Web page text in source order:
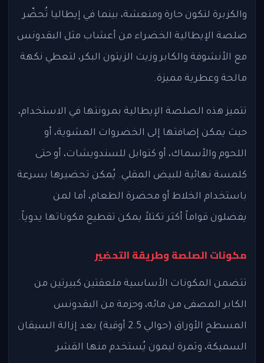
والكزبرة لتكون حارة ومنعشة، بينما في إيطاليا تُحضّر
صلصة الإيطالية الخضراء من أعشاب مثل البقدونس
مع الأنشوفة والكابر وزيت الزيتون البكر، لتعطي نكهة
مالحة وعطرية مميزة.
تتميز هذه الصلصة الإيطالية بمرونتها في الاستخدام،
حيث يمكن إضافتها إلى الخضروات المشوية، أو
اللحوم والأسماك، أو كتوابل للسندويشات، أو حتى
كلمسة نهائية للبيض المقلي. يُمكن تحضيرها بسرعة
باستخدام الخلاط أو محضرة الطعام، أما لمن
يفضلون قواماً أكثر تكتلاً يمكن تقطيع مكوناتها يدوياً.
مكونات الصلصة وطريقة التحضير
تتضمن المكونات الأساسية ملعقتين كبيرتين من
الكابر المصفى من مائه، وحزمة من البقدونس
المسطح الأوراق (حوالي 2.5 أوقية) بعد إزالة السيقان
السميكة، وثمرة ليمون يُستخدم منها القشر